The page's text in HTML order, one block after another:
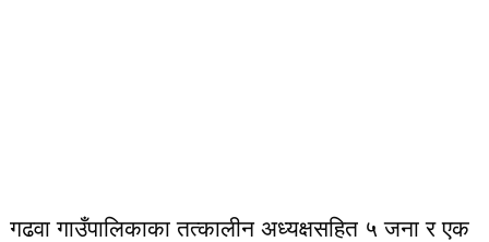
गढवा गाउँपालिकाका तत्कालीन अध्यक्षसहित ५ जना र एक